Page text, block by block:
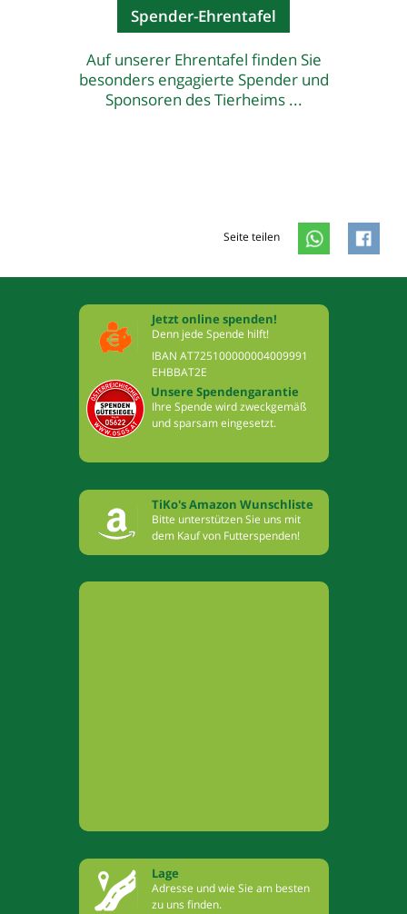
Spender-Ehrentafel
Auf unserer Ehrentafel finden Sie
besonders engagierte Spender und
Sponsoren des Tierheims ...
Seite teilen
Jetzt online spenden!
Denn jede Spende hilft!
IBAN AT725100000004009991
EHBBAT2E
Unsere Spendengarantie
Ihre Spende wird zweckgemäß
und sparsam eingesetzt.
TiKo's Amazon Wunschliste
Bitte unterstützen Sie uns mit
dem Kauf von Futterspenden!
Lage
Adresse und wie Sie am besten
zu uns finden.